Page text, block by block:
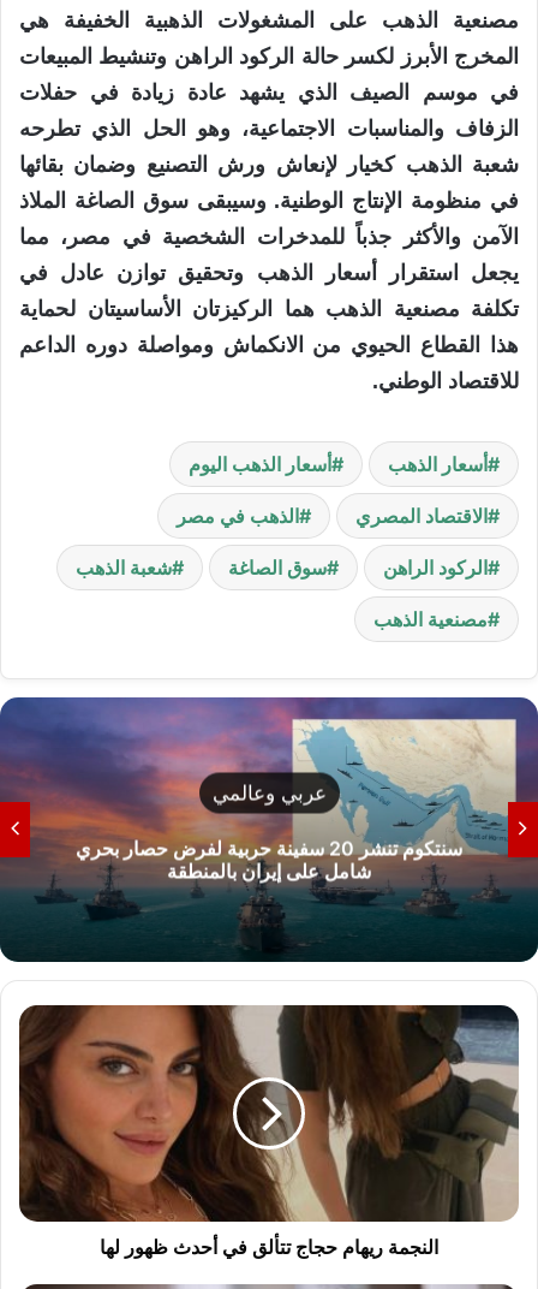
مصنعية الذهب على المشغولات الذهبية الخفيفة هي
المخرج الأبرز لكسر حالة الركود الراهن وتنشيط المبيعات
في موسم الصيف الذي يشهد عادة زيادة في حفلات
الزفاف والمناسبات الاجتماعية، وهو الحل الذي تطرحه
شعبة الذهب كخيار لإنعاش ورش التصنيع وضمان بقائها
في منظومة الإنتاج الوطنية. وسيبقى سوق الصاغة الملاذ
الآمن والأكثر جذباً للمدخرات الشخصية في مصر، مما
يجعل استقرار أسعار الذهب وتحقيق توازن عادل في
تكلفة مصنعية الذهب هما الركيزتان الأساسيتان لحماية
هذا القطاع الحيوي من الانكماش ومواصلة دوره الداعم
للاقتصاد الوطني.
أسعار الذهب أسعار الذهب اليوم
الاقتصاد المصري الذهب في مصر
الركود الراهن سوق الصاغة شعبة الذهب
مصنعية الذهب
أخبار
الأرصاد الجوية تحذر من موجة شديدة الحرارة تضرب
مصر الثلاثاء والأربعاء
ا
ن
ج
م
ه
النجمة ريهام حجاج تتألق في أحدث ظهور لها